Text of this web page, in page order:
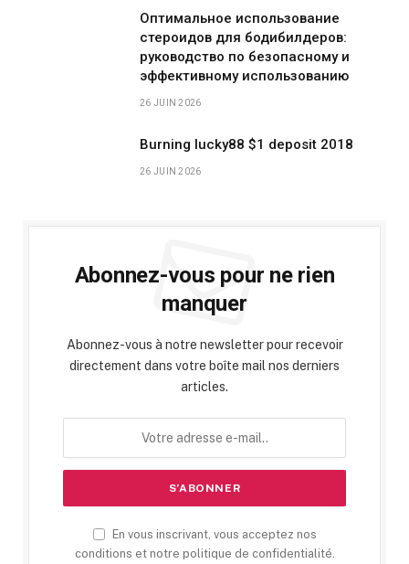
Оптимальное использование
стероидов для бодибилдеров:
руководство по безопасному и
эффективному использованию
26 JUIN 2026
Burning lucky88 $1 deposit 2018
26 JUIN 2026
Abonnez-vous pour ne rien
manquer
Abonnez-vous à notre newsletter pour recevoir
directement dans votre boîte mail nos derniers
articles.
En vous inscrivant, vous acceptez nos
conditions et notre politique de confidentialité.